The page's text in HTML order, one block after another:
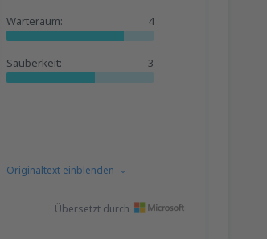
Warteraum: 4
Sauberkeit: 3
Originaltext einblenden
Übersetzt durch